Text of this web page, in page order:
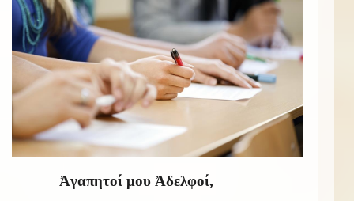
Ἀγαπητοί μου Ἀδελφοί,